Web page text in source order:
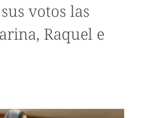
votos las
Raquel e